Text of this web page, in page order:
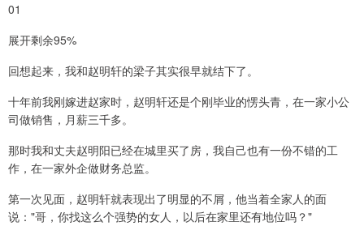
01
展开剩余95%
回想起来，我和赵明轩的梁子其实很早就结下了。
十年前我刚嫁进赵家时，赵明轩还是个刚毕业的愣头青，在一家小公
司做销售，月薪三千多。
那时我和丈夫赵明阳已经在城里买了房，我自己也有一份不错的工
作，在一家外企做财务总监。
第一次见面，赵明轩就表现出了明显的不屑，他当着全家人的面
说："哥，你找这么个强势的女人，以后在家里还有地位吗？"